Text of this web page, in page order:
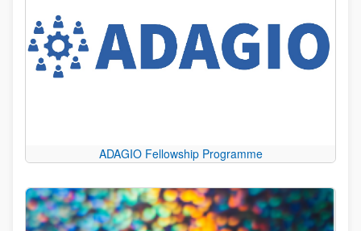
ADAGIO Fellowship Programme